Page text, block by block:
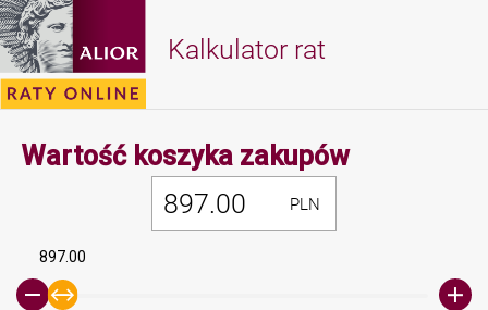
Kalkulator rat
Wartość koszyka zakupówMinimalna
PLN
897.00